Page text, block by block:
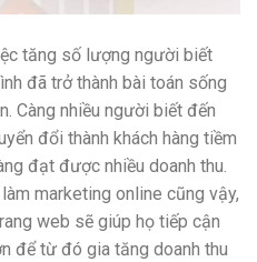
tăng số lượng người biết
đã trở thành bài toán sống
Càng nhiều người biết đến
đổi thành khách hàng tiềm
đạt được nhiều doanh thu.
marketing online cũng vậy,
web sẽ giúp họ tiếp cận
để từ đó gia tăng doanh thu